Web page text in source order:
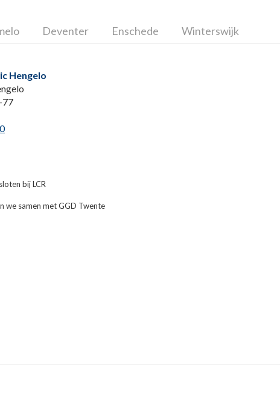
Deventer Enschede Winterswijk
Hengelo
77
bij LCR
we samen met GGD Twente